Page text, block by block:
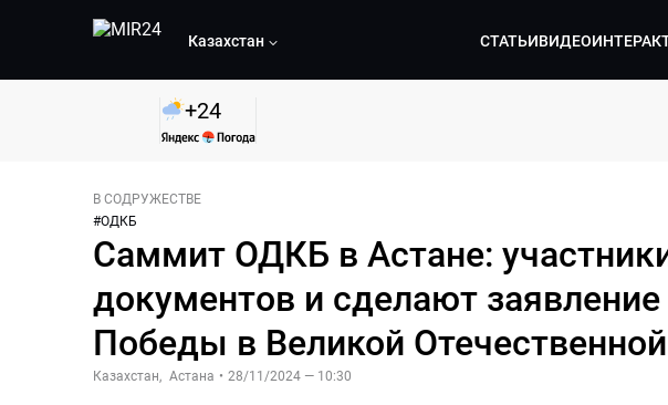
Казахстан СТАТЬИВИДЕО
+24
В СОДРУЖЕСТВЕ
#ОДКБ
Саммит ОДКБ в Астане:
документов и сделают заявление
Победы в Великой
Казахстан, Астана • 28/11/2024 — 10:30